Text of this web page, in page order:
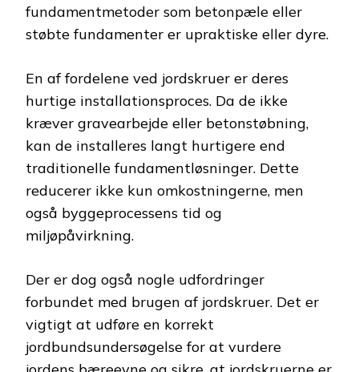
fundamentmetoder som betonpæle eller
støbte fundamenter er upraktiske eller dyre.
En af fordelene ved jordskruer er deres
hurtige installationsproces. Da de ikke
kræver gravearbejde eller betonstøbning,
kan de installeres langt hurtigere end
traditionelle fundamentløsninger. Dette
reducerer ikke kun omkostningerne, men
også byggeprocessens tid og
miljøpåvirkning.
Der er dog også nogle udfordringer
forbundet med brugen af jordskruer. Det er
vigtigt at udføre en korrekt
jordbundsundersøgelse for at vurdere